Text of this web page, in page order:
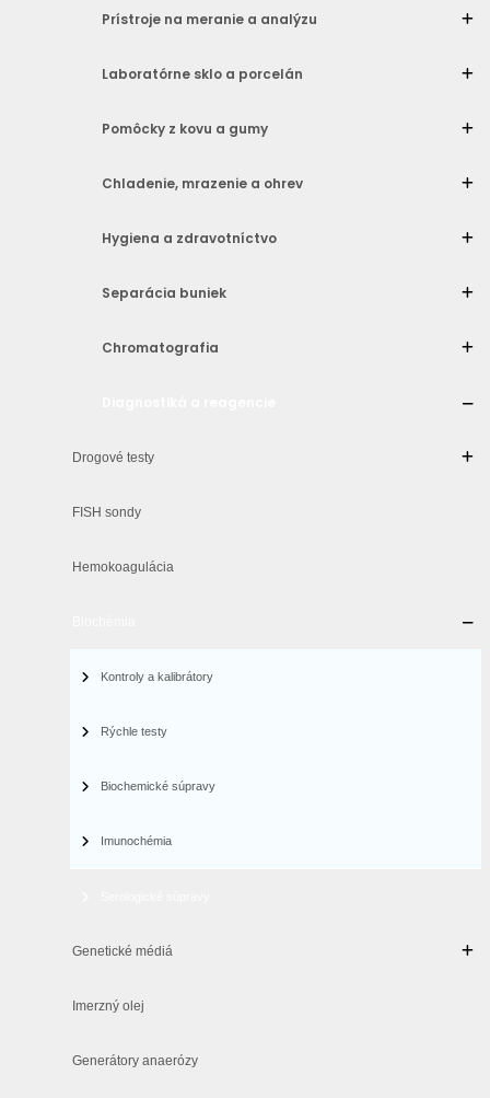
Prístroje na meranie a analýzu
Laboratórne sklo a porcelán
Pomôcky z kovu a gumy
Chladenie, mrazenie a ohrev
Hygiena a zdravotníctvo
Separácia buniek
Chromatografia
Drogové testy
FISH sondy
Hemokoagulácia
Kontroly a kalibrátory
Rýchle testy
Biochemické súpravy
Imunochémia
Genetické médiá
Imerzný olej
Generátory anaerózy